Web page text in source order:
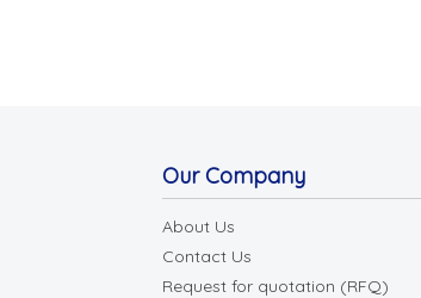
Our Company
About Us
Contact Us
Request for quotation (RFQ)